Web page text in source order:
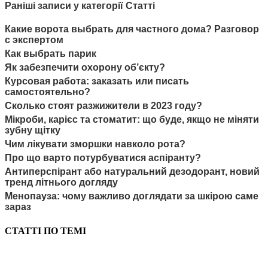
Раніші записи у категорії Статті
Какие ворота выбрать для частного дома? Разговор
с экспертом
Как выбрать парик
Як забезпечити охорону об’єкту?
Курсовая работа: заказать или писать
самостоятельно?
Сколько стоят разжижители в 2023 году?
Мікроби, карієс та стоматит: що буде, якщо не міняти
зубну щітку
Чим лікувати зморшки навколо рота?
Про що варто потурбуватися аспіранту?
Антиперспірант або натуральний дезодорант, новий
тренд літнього догляду
Менопауза: чому важливо доглядати за шкірою саме
зараз
СТАТТІ ПО ТЕМІ